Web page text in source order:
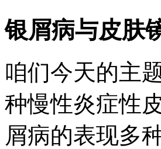
银屑病与皮肤
咱们今天的主
种慢性炎症性
屑病的表现多